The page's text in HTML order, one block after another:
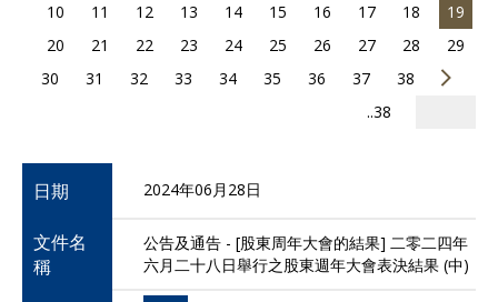
10
11 12 13 14 15 16 17 18
19
20
21 22 23 24 25 26 27 28
29
30
31 32 33 34 35 36 37
38
..38
日期 2024年06月28日
文件名
稱
公告及通告 - [股東周年大會的結果] 二零二四年
六月二十八日舉行之股東週年大會表決結果 (中)